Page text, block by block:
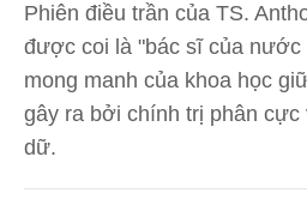
Phiên điều trần của TS.
được coi là "bác sĩ của nước
mong manh của khoa học
gây ra bởi chính trị phân cực
dữ.